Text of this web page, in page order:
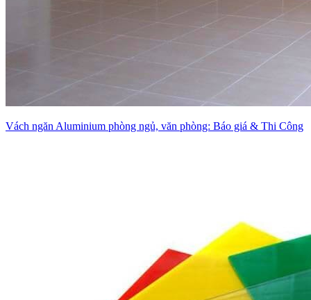
Vách ngăn Aluminium phòng ngủ, văn phòng: Báo giá & Thi Công